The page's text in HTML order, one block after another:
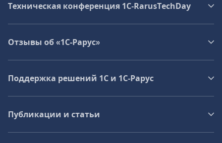
Техническая конференция 1C‑RarusTechDay
Отзывы об «1С-Рарус»
Поддержка решений 1С и 1С‑Рарус
Публикации и статьи